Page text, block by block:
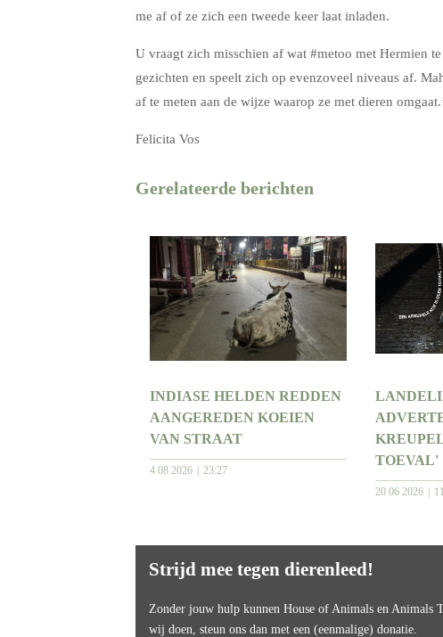
me af of ze zich een tweede keer laat inladen.
U vraagt zich misschien af wat #metoo met Hermien
gezichten en speelt zich op evenzoveel niveaus af.
af te meten aan de wijze waarop ze met dieren
Felicita Vos
Gerelateerde berichten
INDIASE HELDEN REDDEN
AANGEREDEN KOEIEN
VAN STRAAT
4 08 2026 23:27
TOEVAL'
20 06 2026
Strijd mee tegen dierenleed!
Zonder jouw hulp kunnen House of Animals en Animals
wij doen, steun ons dan met een (eenmalige) donatie.